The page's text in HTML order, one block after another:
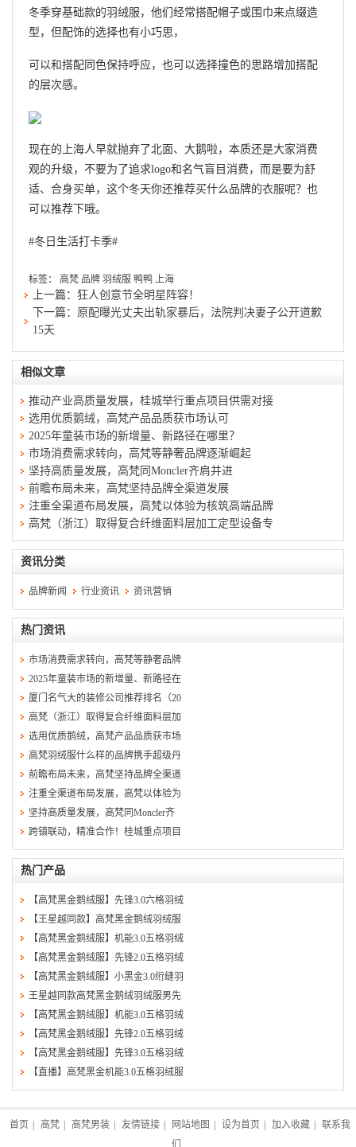
冬季穿基础款的羽绒服，他们经常搭配帽子或围巾来点缀造
型，但配饰的选择也有小巧思，
可以和搭配同色保持呼应，也可以选择撞色的思路增加搭配
的层次感。
现在的上海人早就抛弃了北面、大鹅啦，本质还是大家消费
观的升级，不要为了追求logo和名气盲目消费，而是要为舒
适、合身买单，这个冬天你还推荐买什么品牌的衣服呢？也
可以推荐下哦。
#冬日生活打卡季#
标签： 高梵 品牌 羽绒服 鸭鸭 上海
上一篇： 狂人创意节全明星阵容！
下一篇： 原配曝光丈夫出轨家暴后，法院判决妻子公开道歉
15天
相似文章
推动产业高质量发展，桂城举行重点项目供需对接
选用优质鹅绒，高梵产品品质获市场认可
2025年童装市场的新增量、新路径在哪里？
市场消费需求转向，高梵等静奢品牌逐渐崛起
坚持高质量发展，高梵同Moncler齐肩并进
前瞻布局未来，高梵坚持品牌全渠道发展
注重全渠道布局发展，高梵以体验为核筑高端品牌
高梵（浙江）取得复合纤维面料层加工定型设备专
资讯分类
品牌新闻 行业资讯 资讯营销
热门资讯
市场消费需求转向，高梵等静奢品牌
2025年童装市场的新增量、新路径在
厦门名气大的装修公司推荐排名（20
高梵（浙江）取得复合纤维面料层加
选用优质鹅绒，高梵产品品质获市场
高梵羽绒服什么样的品牌携手超级丹
前瞻布局未来，高梵坚持品牌全渠道
注重全渠道布局发展，高梵以体验为
坚持高质量发展，高梵同Moncler齐
跨镇联动，精准合作！桂城重点项目
热门产品
【高梵黑金鹅绒服】先锋3.0六格羽绒
【王星越同款】高梵黑金鹅绒羽绒服
【高梵黑金鹅绒服】机能3.0五格羽绒
【高梵黑金鹅绒服】先锋2.0五格羽绒
【高梵黑金鹅绒服】小黑金3.0绗缝羽
王星越同款高梵黑金鹅绒羽绒服男先
【高梵黑金鹅绒服】机能3.0五格羽绒
【高梵黑金鹅绒服】先锋2.0五格羽绒
【高梵黑金鹅绒服】先锋3.0五格羽绒
【直播】高梵黑金机能3.0五格羽绒服
首页 | 高梵 | 高梵男装 | 友情链接 | 网站地图 | 设为首页 | 加入收藏 | 联系我
们